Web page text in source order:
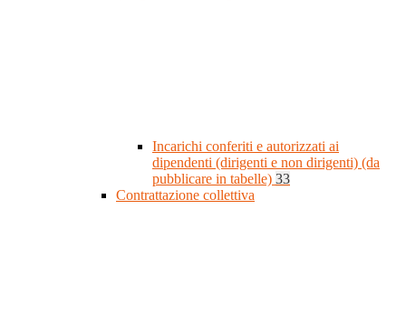
Incarichi conferiti e autorizzati ai
dipendenti (dirigenti e non dirigenti) (da
pubblicare in tabelle) 33
Contrattazione collettiva